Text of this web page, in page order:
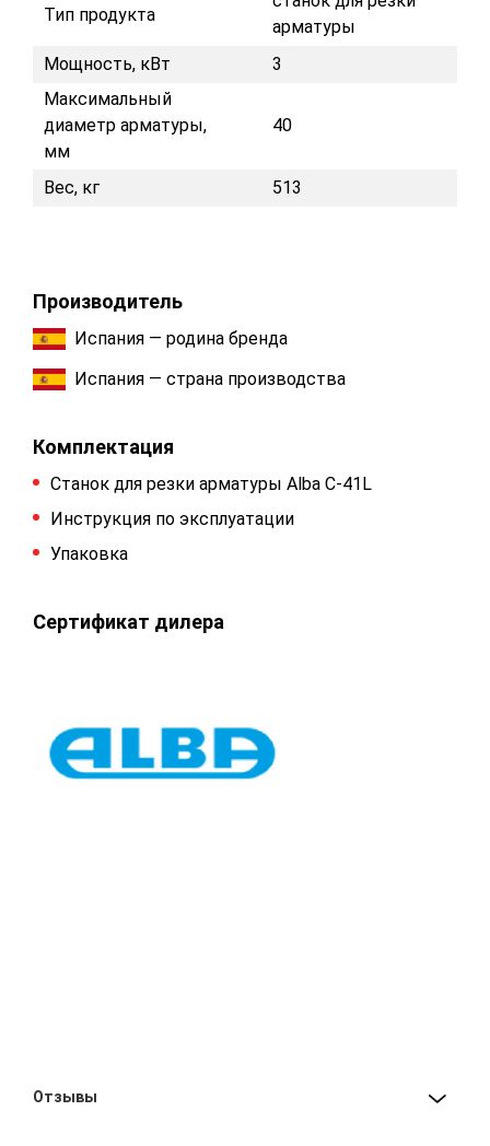
Тип продукта
арматуры
Мощность, кВт
3
Максимальный
диаметр арматуры,
мм
40
Вес, кг 513
Производитель
Испания — родина бренда
Испания — страна производства
Комплектация
Станок для резки арматуры Alba C-41L
Инструкция по эксплуатации
Упаковка
Сертификат дилера
Отзывы